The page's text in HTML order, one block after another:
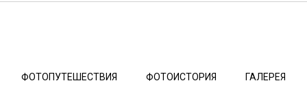
ФОТОПУТЕШЕСТВИЯ ФОТОИСТОРИЯ ГАЛЕРЕЯ